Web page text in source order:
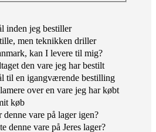
inden jeg bestiller
men teknikken driller
kan I levere til mig?
den vare jeg har bestilt
til en igangværende bestilling
over en vare jeg har købt
køb
vare på lager igen?
denne vare på Jeres lager?